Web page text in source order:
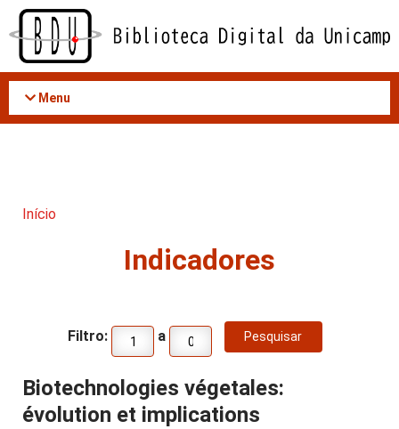
Acessar
conteúdo
Menu
Início
Indicadores
Filtro: a
Biotechnologies végetales:
évolution et implications